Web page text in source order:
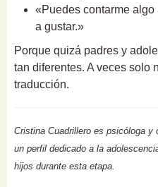
«Puedes contarme
a gustar.»
Porque quizá padres y
tan diferentes. A veces solo
traducción.
Cristina Cuadrillero es psicóloga y
un perfil dedicado a la
hijos durante esta etapa.